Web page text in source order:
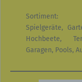
Sortiment:
Spielgeräte,
Hochbeete,
Garagen, Pools,